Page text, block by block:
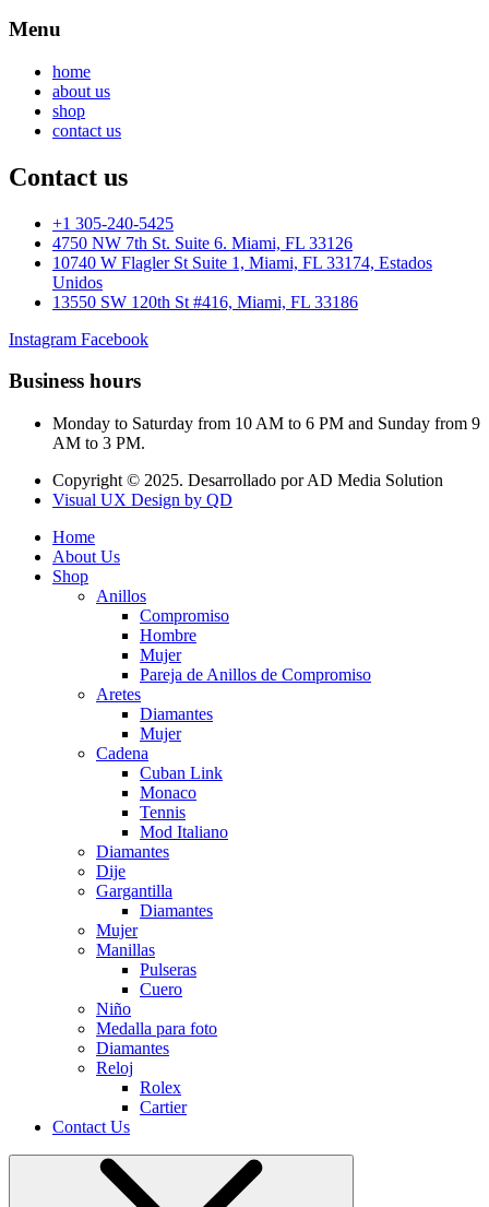
Menu
home
about us
shop
contact us
Contact us
+1 305-240-5425
4750 NW 7th St. Suite 6. Miami, FL 33126
10740 W Flagler St Suite 1, Miami, FL 33174, Estados
Unidos
13550 SW 120th St #416, Miami, FL 33186
Instagram Facebook
Business hours
Monday to Saturday from 10 AM to 6 PM and Sunday from 9
AM to 3 PM.
Copyright © 2025. Desarrollado por AD Media Solution
Visual UX Design by QD
Home
About Us
Shop
Anillos
Compromiso
Hombre
Mujer
Pareja de Anillos de Compromiso
Aretes
Diamantes
Mujer
Cadena
Cuban Link
Monaco
Tennis
Mod Italiano
Diamantes
Dije
Gargantilla
Diamantes
Mujer
Manillas
Pulseras
Cuero
Niño
Medalla para foto
Diamantes
Reloj
Rolex
Cartier
Contact Us